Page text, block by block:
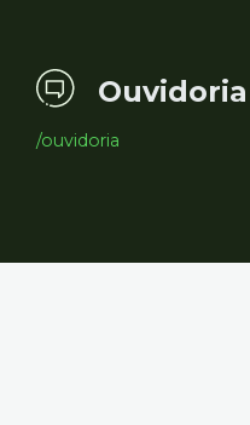
Ouvidoria
/ouvidoria